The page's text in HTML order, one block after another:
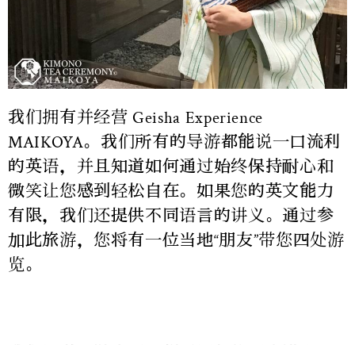
我们拥有并经营 Geisha Experience
MAIKOYA。我们所有的导游都能说一口流利
的英语，并且知道如何通过始终保持耐心和
微笑让您感到轻松自在。如果您的英文能力
有限，我们还提供不同语言的讲义。通过参
加此旅游，您将有一位当地“朋友”带您四处游
览。